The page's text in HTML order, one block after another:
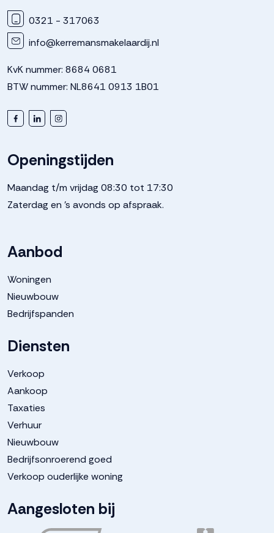
0321 - 317063
info@kerremansmakelaardij.nl
KvK nummer: 8684 0681
BTW nummer: NL8641 0913 1B01
Openingstijden
Maandag t/m vrijdag 08:30 tot 17:30
Zaterdag en 's avonds op afspraak.
Aanbod
Woningen
Nieuwbouw
Bedrijfspanden
Diensten
Verkoop
Aankoop
Taxaties
Verhuur
Nieuwbouw
Bedrijfsonroerend goed
Verkoop ouderlijke woning
Aangesloten bij